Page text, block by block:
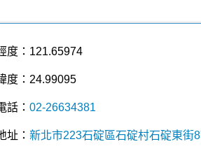
度：121.65974
度：24.99095
話： 02-26634381
址： 新北市223石碇區石碇村石碇東街